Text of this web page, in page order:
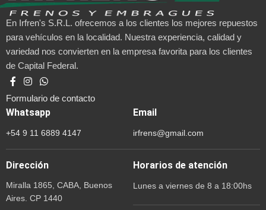
En Irfren's S.R.L. ofrecemos a los clientes los mejores repuestos
para vehículos en la localidad. Nuestra experiencia, calidad y
variedad nos convierten en la empresa favorita para los clientes
de Capital Federal.
Formulario de contacto
Whatsapp
+54 9 11 6889 4147
Email
irfrens@gmail.com
Dirección
Miralla 1865, CABA, Buenos
Aires. CP 1440
Horarios de atención
Lunes a viernes de 8 a 18:00hs